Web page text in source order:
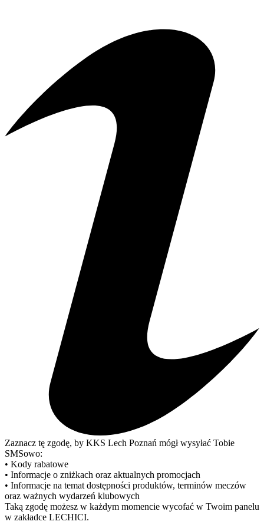
Zaznacz tę zgodę, by KKS Lech Poznań mógł wysyłać Tobie
SMSowo:
• Kody rabatowe
• Informacje o zniżkach oraz aktualnych promocjach
• Informacje na temat dostępności produktów, terminów meczów
oraz ważnych wydarzeń klubowych
Taką zgodę możesz w każdym momencie wycofać w Twoim panelu
w zakładce LECHICI.